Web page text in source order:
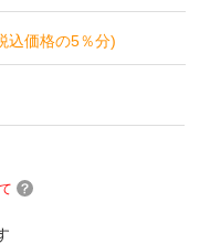
込価格の5％分)